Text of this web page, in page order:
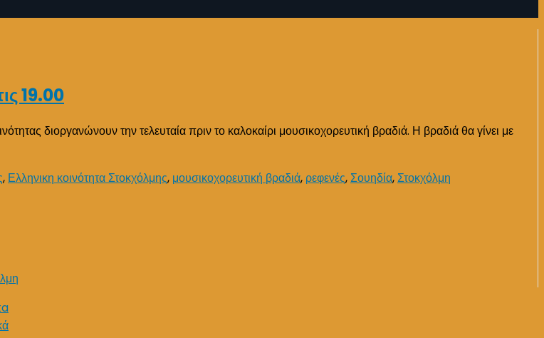
19.00
διοργανώνουν την τελευταία πριν το καλοκαίρι μουσικοχορευτική βραδιά. Η βραδιά θα γίνει με
, Ελληνικη κοινότητα Στοκχόλμης, μουσικοχορευτική βραδιά, ρεφενές,Σουηδία,Στοκχόλμη